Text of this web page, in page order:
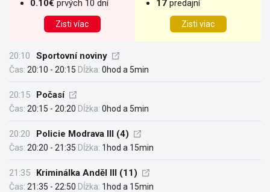
0.10€ prvých 10 dní
Zisti víac
17 predajní
Zisti viac
20:10 Sportovní noviny
Čas: 20:10 - 20:15 Dĺžka: 0hod a 5min
20:15 Počasí
Čas: 20:15 - 20:20 Dĺžka: 0hod a 5min
20:20 Policie Modrava III (4)
Čas: 20:20 - 21:35 Dĺžka: 1hod a 15min
21:35 Kriminálka Anděl III (11)
Čas: 21:35 - 22:50 Dĺžka: 1hod a 15min